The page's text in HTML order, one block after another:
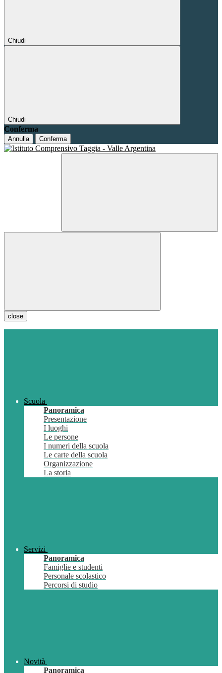
Chiudi
Chiudi
Conferma
Annulla Conferma
close
Scuola
Panoramica
Presentazione
I luoghi
Le persone
I numeri della scuola
Le carte della scuola
Organizzazione
La storia
Servizi
Panoramica
Famiglie e studenti
Personale scolastico
Percorsi di studio
Novità
Panoramica